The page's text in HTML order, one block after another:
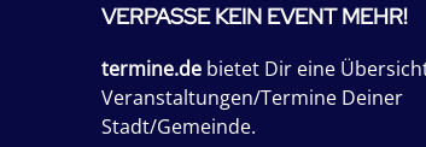
VERPASSE KEIN EVENT MEHR!
termine.de bietet Dir eine
Veranstaltungen/Termine Deiner
Stadt/Gemeinde.